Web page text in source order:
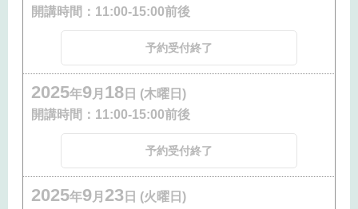
開講時間： 11:00-15:00前後
予約受付終了
2025年9月 18 日 (木曜日)
開講時間： 11:00-15:00前後
予約受付終了
2025年9月 23 日 (火曜日)